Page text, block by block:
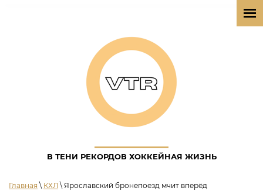
В ТЕНИ РЕКОРДОВ ХОККЕЙНАЯ ЖИЗНЬ
Главная \ КХЛ \ Ярославский бронепоезд мчит вперёд